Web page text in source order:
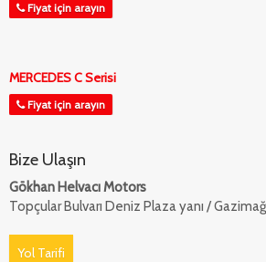
Fiyat için arayın
MERCEDES C Serisi
Fiyat için arayın
Bize Ulaşın
Gökhan Helvacı Motors
Topçular Bulvarı Deniz Plaza yanı /
Yol Tarifi